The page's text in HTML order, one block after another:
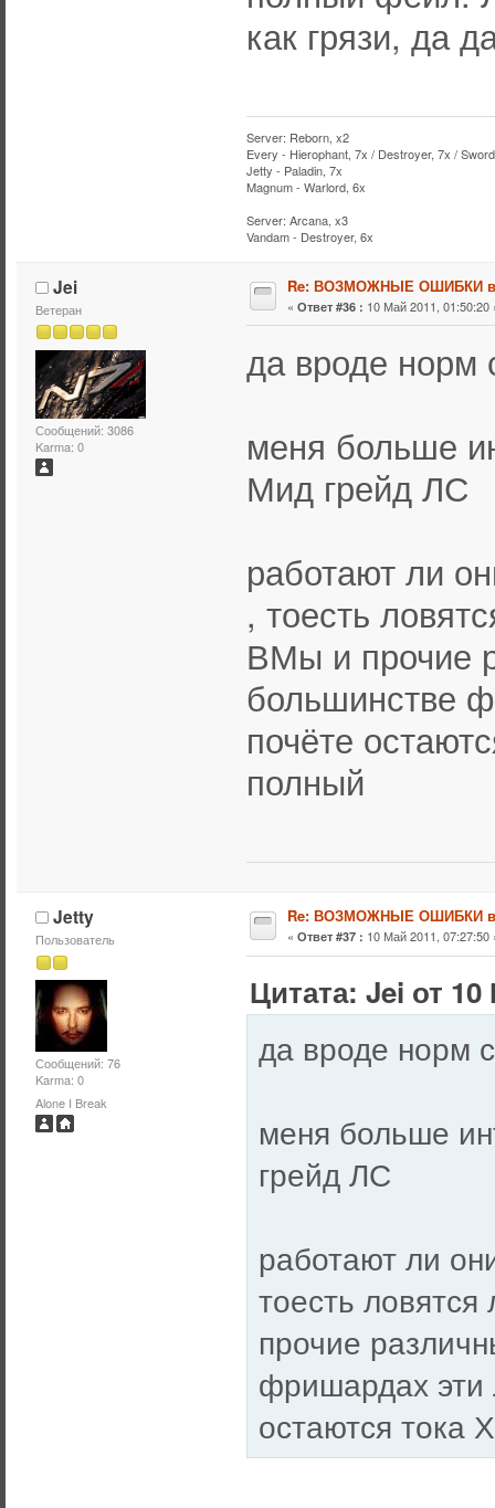
как грязи, да
Server: Reborn, x2
Every - Hierophant, 7x / Destroyer, 7x /
Jetty - Paladin, 7x
Magnum - Warlord, 6x
Server: Arcana, x3
Vandam - Destroyer, 6x
Jei
Ветеран
Сообщений: 3086
Karma: 0
Re: ВОЗМОЖНЫЕ ОШИБКИ
« Ответ #36 : 10 Май 2011, 01:50:20
да вроде норм
меня больше
Мид грейд ЛС
работают ли
, тоесть
ВМы и прочие
большинстве
почёте
полный
Jetty
Пользователь
Сообщений: 76
Karma: 0
Alone I Break
Re: ВОЗМОЖНЫЕ ОШИБКИ
« Ответ #37 : 10 Май 2011, 07:27:50
Цитата: Jei от
да вроде норм
меня больше
грейд ЛС
работают ли
тоесть
прочие
фришардах эти
остаются